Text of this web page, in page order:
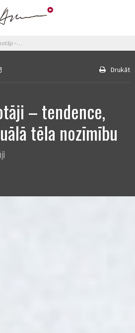
tēla nozīmību
Drukāt
– tendence,
tēla nozīmību